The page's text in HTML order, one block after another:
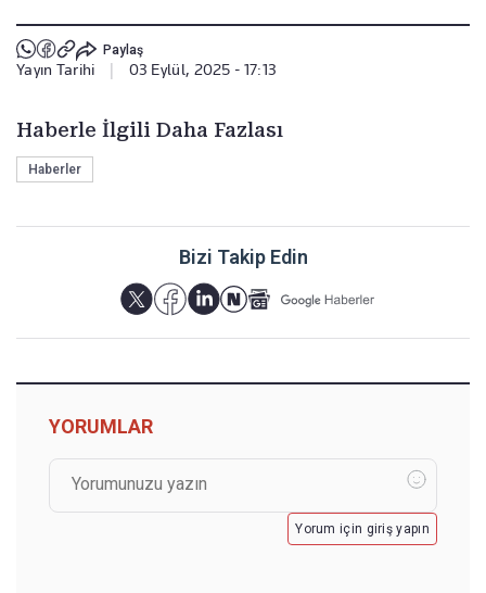
Paylaş
Yayın Tarihi 03 Eylül, 2025 - 17:13
Haberle İlgili Daha Fazlası
Haberler
Bizi Takip Edin
YORUMLAR
Yorum için giriş yapın